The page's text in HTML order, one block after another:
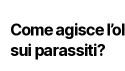
Come agisce
sui parassiti?